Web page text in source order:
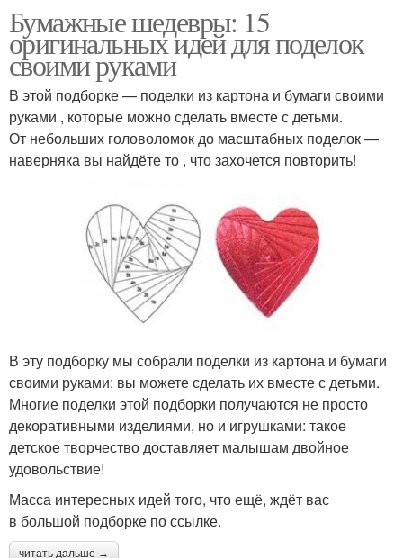
Бумажные шедевры: 15
оригинальных идей для поделок
своими руками
В этой подборке — поделки из картона и бумаги своими
руками , которые можно сделать вместе с детьми.
От небольших головоломок до масштабных поделок —
наверняка вы найдёте то , что захочется повторить!
В эту подборку мы собрали поделки из картона и бумаги
своими руками: вы можете сделать их вместе с детьми.
Многие поделки этой подборки получаются не просто
декоративными изделиями, но и игрушками: такое
детское творчество доставляет малышам двойное
удовольствие!
Масса интересных идей того, что ещё, ждёт вас
в большой подборке по ссылке.
читать дальше →